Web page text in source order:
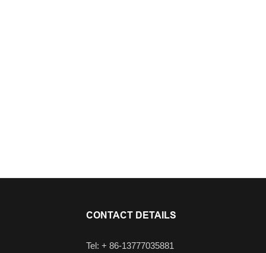
CONTACT DETAILS
Tel: + 86-13777035881